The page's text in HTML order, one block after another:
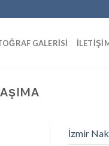
GALERISI
İzmir